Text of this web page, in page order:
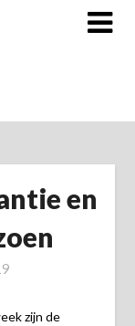
en
zijn de